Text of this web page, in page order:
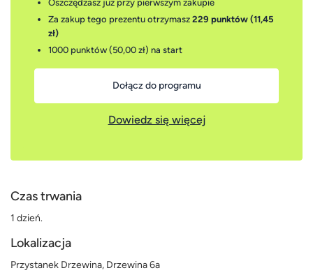
Oszczędzasz już przy pierwszym zakupie
Za zakup tego prezentu otrzymasz 229 punktów (11,45
zł)
1000 punktów (50,00 zł) na start
Dołącz do programu
Dowiedz się więcej
Czas trwania
1 dzień.
Lokalizacja
Przystanek Drzewina, Drzewina 6a